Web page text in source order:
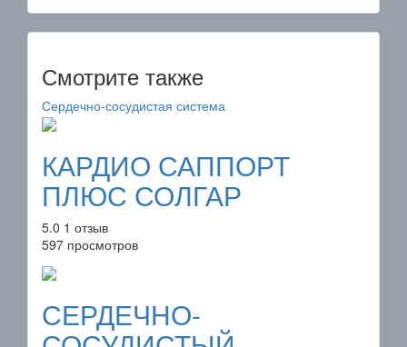
Смотрите также
Сердечно-сосудистая система
КАРДИО САППОРТ
ПЛЮС СОЛГАР
5.0 1 отзыв
597 просмотров
СЕРДЕЧНО-